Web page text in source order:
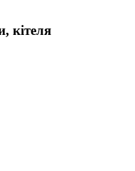
кітеля